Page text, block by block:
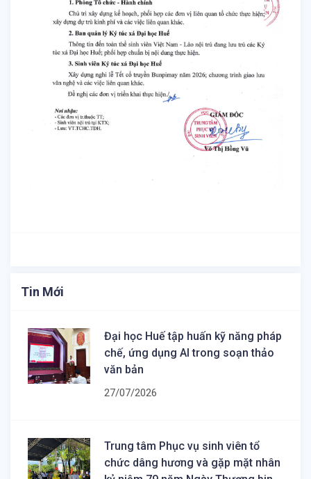
Tin Mới
Đại học Huế tập huấn kỹ năng pháp
chế, ứng dụng AI trong soạn thảo
văn bản
27/07/2026
Trung tâm Phục vụ sinh viên tổ
chức dâng hương và gặp mặt nhân